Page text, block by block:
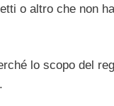
o altro che non
lo scopo del